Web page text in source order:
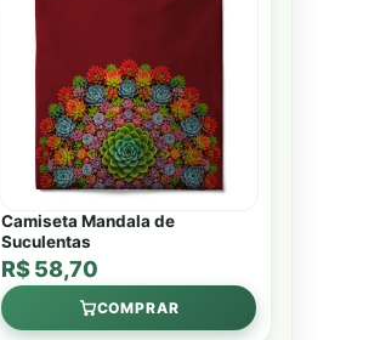
Camiseta Mandala de
Suculentas
R$ 58,70
COMPRAR